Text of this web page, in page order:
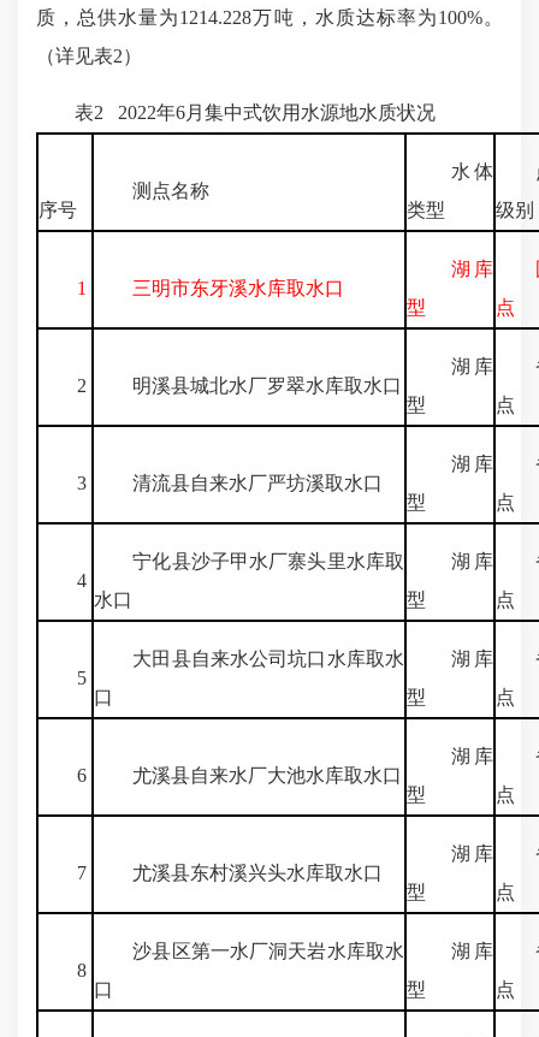
质，总供水量为1214.228万吨，水质达标率为100%。
（详见表2）
表2 2022年6月集中式饮用水源地水质状况
序号
测点名称
水体
类型
级别
1 三明市东牙溪水库取水口
湖库
型
点
2 明溪县城北水厂罗翠水库取水口
湖库
型
点
3 清流县自来水厂严坊溪取水口
湖库
型
点
4
宁化县沙子甲水厂寨头里水库取
水口
湖库
型
点
5
大田县自来水公司坑口水库取水
口
湖库
型
点
6 尤溪县自来水厂大池水库取水口
湖库
型
点
7 尤溪县东村溪兴头水库取水口
湖库
型
点
8
沙县区第一水厂洞天岩水库取水
口
湖库
型
点